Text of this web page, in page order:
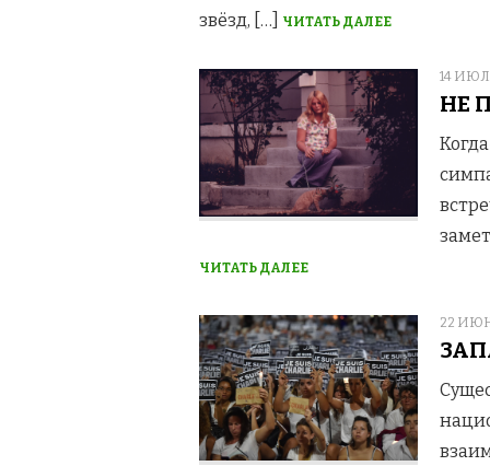
звёзд, […]
ЧИТАТЬ ДАЛЕЕ
POSTED
14
НЕ
ЧИТАТЬ ДАЛЕЕ
POSTED
22